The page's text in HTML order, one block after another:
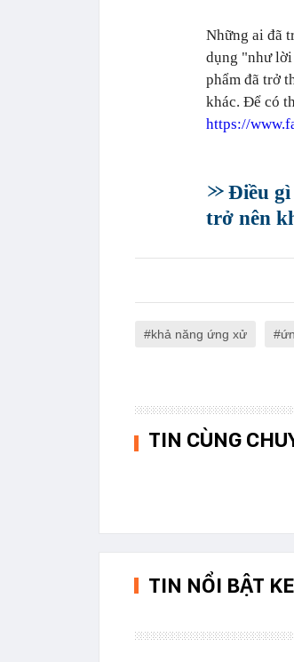
Những ai đã
dụng "như lời
phẩm đã trở
khác. Để có
https://
Điều gì
trở nên
khả năng ứng xử
TIN CÙNG
TIN NỔI BẬT